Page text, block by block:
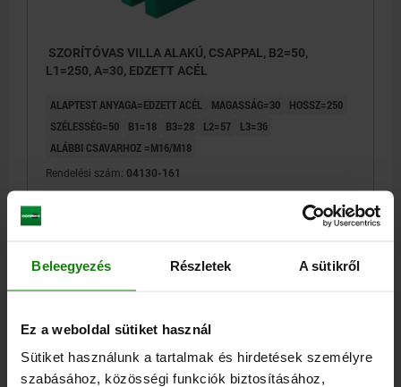
Beleegyezés Részletek A sütikről
Ez a weboldal sütiket használ
Sütiket használunk a tartalmak és hirdetések személyre
szabásához, közösségi funkciók biztosításához,
SZORÍTÓVAS VILLA ALAKÚ, CSAPPAL, B2=50,
L1=250, A=30, EDZETT ACÉL
ALAPTEST ANYAGA=EDZETT ACÉL MAGASSÁG=30
HOSSZ=250
SZÉLESSÉG=50
B1=18 B3=28 L2=57
L3=36
ALÁBBI CSAVARHOZ =M16/M18
Rendelési szám: 04130-161
RÉSZLETEK
04130